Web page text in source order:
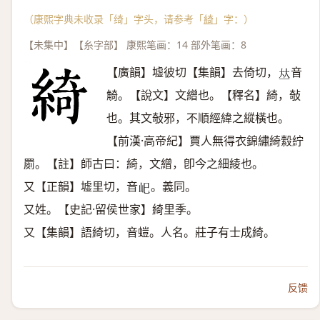
（康熙字典未收录「绮」字头，请参考「綺 」字：）
【未集中】【糸字部】 康熙笔画：14 部外笔画：8
【廣韻】墟彼切【集韻】去倚切， 𠀤音
觭。【說文】文繒也。【釋名】綺，敧
也。其文敧邪，不順經緯之縱橫也。
【前漢·高帝紀】賈人無得衣錦繡綺縠紵
罽。【註】師古曰：綺，文繒，卽今之細綾也。
又【正韻】墟里切，音𡵆。義同。
又姓。【史記·留侯世家】綺里季。
又【集韻】語綺切，音螘。人名。莊子有士成綺。
反馈